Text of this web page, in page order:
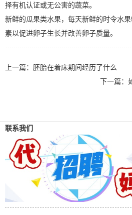
择有机认证或无公害的蔬菜。
新鲜的瓜果类水果，每天新鲜的时令水
素以促进卵子生长并改善卵子质量。
上一篇： 胚胎在着床期间经历了什么
下一篇：
联系我们